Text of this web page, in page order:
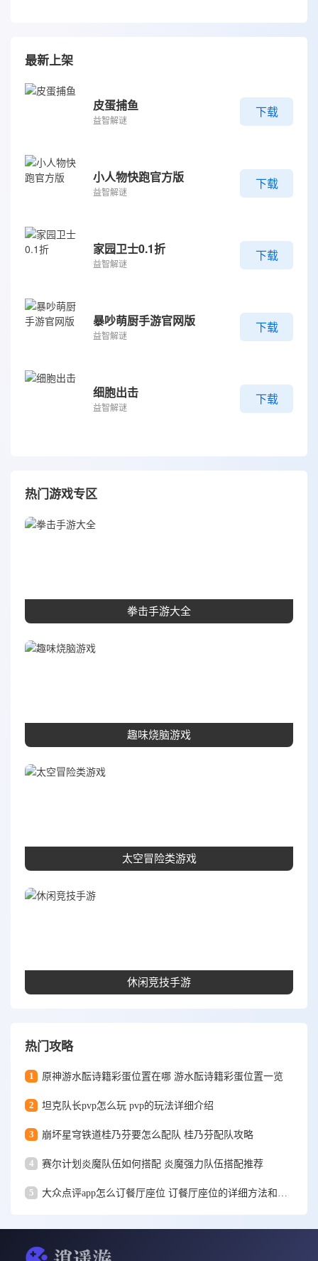
最新上架
皮蛋捕鱼
益智解谜
下载
小人物快跑官方版
益智解谜
下载
家园卫士0.1折
益智解谜
下载
暴吵萌厨手游官网版
益智解谜
下载
细胞出击
益智解谜
下载
热门游戏专区
拳击手游大全
趣味烧脑游戏
太空冒险类游戏
休闲竞技手游
热门攻略
1 原神游水酝诗籍彩蛋位置在哪 游水酝诗籍彩蛋位置一览
2 坦克队长pvp怎么玩 pvp的玩法详细介绍
3 崩坏星穹铁道桂乃芬要怎么配队 桂乃芬配队攻略
4 赛尔计划炎魔队伍如何搭配 炎魔强力队伍搭配推荐
5